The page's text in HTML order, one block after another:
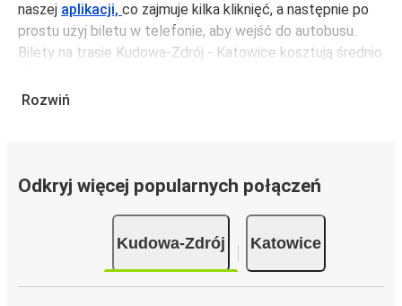
naszej aplikacji, co zajmuje kilka kliknięć, a następnie po
prostu użyj biletu w telefonie, aby wejść do autobusu.
Bilety na trasie Kudowa-Zdrój - Katowice kosztują średnio
zarezerwujesz z wyprzedzeniem lub w dni robocze,
Podróż na trasie Kudowa-Zdrój - Katowice
FlixBusem, dzięki 2 bezpośrednim połączeniom dziennie.
jedynie 3 godziny 42 min.
Podróż autobusemma mniejszy wpływ na środowisko
Rozwiń
Odkryj więcej popularnych połączeń
Kudowa-Zdrój Katowice